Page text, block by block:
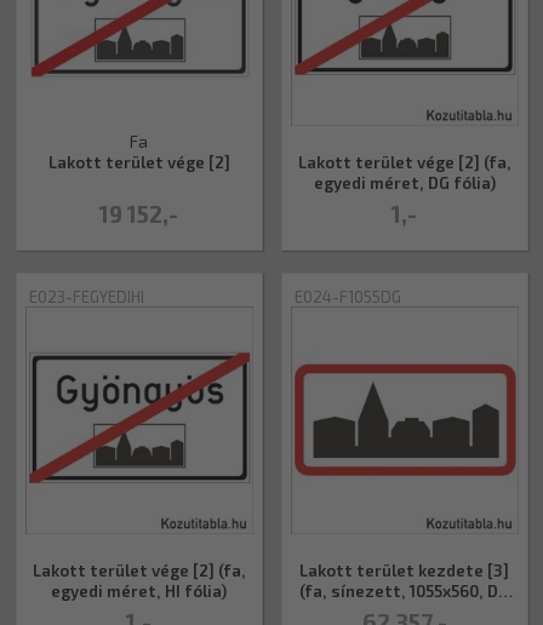
19 152,-
Fa
Lakott terület vége [2]
1,-
Lakott terület vége [2] (fa,
egyedi méret, DG fólia)
E023-FEGYEDIHI
Lakott terület vége [2] (fa,
egyedi méret, HI fólia)
E024-F1055DG
Lakott terület kezdete [3]
(fa, sínezett, 1055x560, DG
fólia